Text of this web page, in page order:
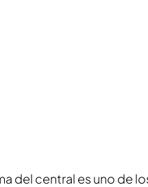
del central es uno de